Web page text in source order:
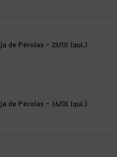
de Pérolas - 23/01 (qui.)
de Pérolas - 16/01 (qui.)